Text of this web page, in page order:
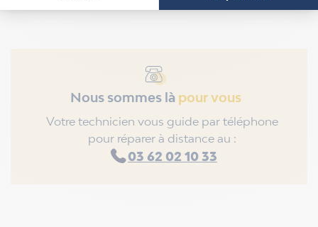
Nous sommes là pour vous
Votre technicien vous guide par téléphone
pour réparer à distance au :
03 62 02 10 33